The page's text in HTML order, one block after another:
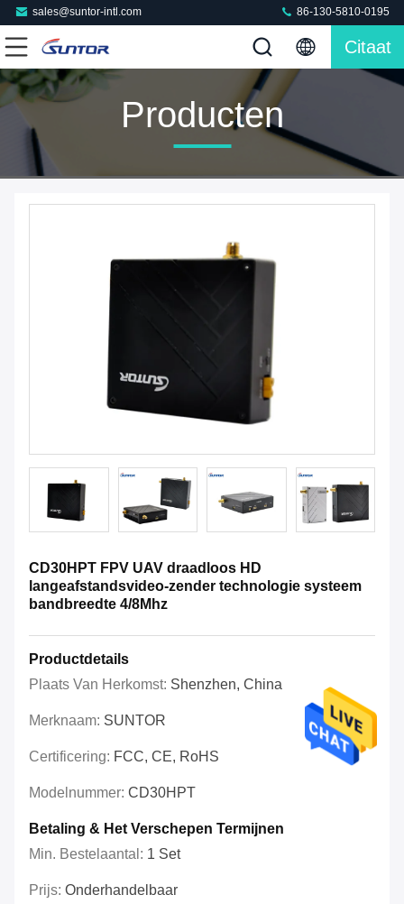
sales@suntor-intl.com 86-130-5810-0195
Citaat
Producten
CD30HPT FPV UAV draadloos HD
langeafstandsvideo-zender technologie systeem
bandbreedte 4/8Mhz
Productdetails
Plaats Van Herkomst: Shenzhen, China
Merknaam: SUNTOR
Certificering: FCC, CE, RoHS
Modelnummer: CD30HPT
Betaling & Het Verschepen Termijnen
Min. Bestelaantal: 1 Set
Prijs: Onderhandelbaar